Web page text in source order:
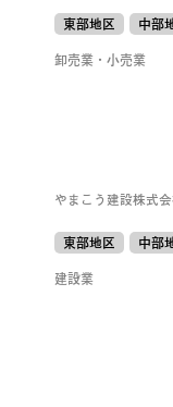
東部地区 中部
卸売業・小売業
やまこう建設株式
東部地区 中部
建設業